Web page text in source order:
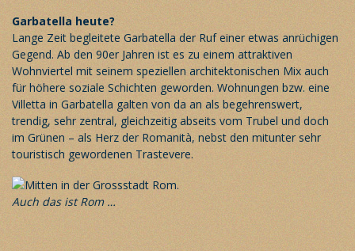
Garbatella heute?
Lange Zeit begleitete Garbatella der Ruf einer etwas anrüchigen
Gegend. Ab den 90er Jahren ist es zu einem attraktiven
Wohnviertel mit seinem speziellen architektonischen Mix auch
für höhere soziale Schichten geworden. Wohnungen bzw. eine
Villetta in Garbatella galten von da an als begehrenswert,
trendig, sehr zentral, gleichzeitig abseits vom Trubel und doch
im Grünen – als Herz der Romanità, nebst den mitunter sehr
touristisch gewordenen Trastevere.
Auch das ist Rom …